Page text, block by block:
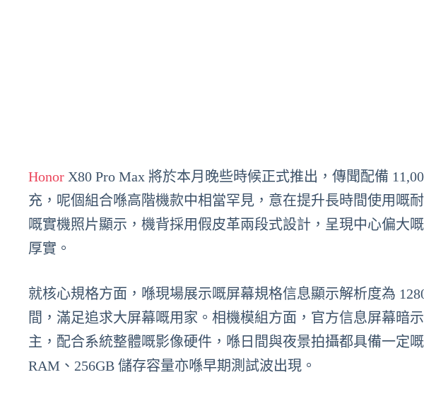
Honor X80 Pro Max 將於本月晚些時候正式推出，傳聞配備
充，呢個組合喺高階機款中相當罕見，意在提升長時間使用嘅
嘅實機照片顯示，機背採用假皮革兩段式設計，呈現中心偏大
厚實。
就核心規格方面，喺現場展示嘅屏幕規格信息顯示解析度為
間，滿足追求大屏幕嘅用家。相機模組方面，官方信息屏幕暗
主，配合系統整體嘅影像硬件，喺日間與夜景拍攝都具備一定
RAM、256GB 儲存容量亦喺早期測試波出現。